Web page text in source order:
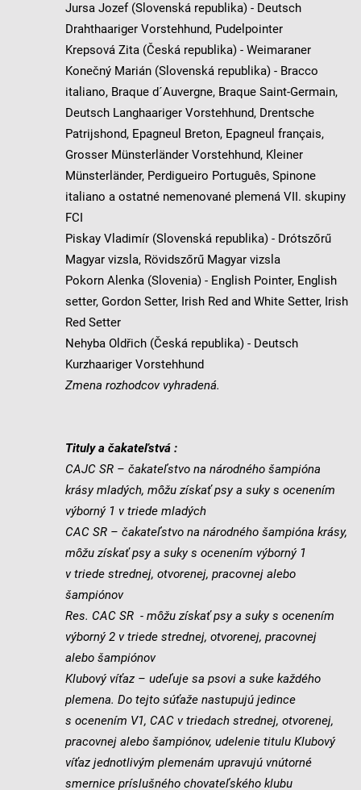
Jursa Jozef (Slovenská republika) - Deutsch
Drahthaariger Vorstehhund, Pudelpointer
Krepsová Zita (Česká republika) - Weimaraner
Konečný Marián (Slovenská republika) - Bracco
italiano, Braque d´Auvergne, Braque Saint-Germain,
Deutsch Langhaariger Vorstehhund, Drentsche
Patrijshond, Epagneul Breton, Epagneul français,
Grosser Münsterländer Vorstehhund, Kleiner
Münsterländer, Perdigueiro Português, Spinone
italiano a ostatné nemenované plemená VII. skupiny
FCI
Piskay Vladimír (Slovenská republika) - Drótszőrű
Magyar vizsla, Rövidszőrű Magyar vizsla
Pokorn Alenka (Slovenia) - English Pointer, English
setter, Gordon Setter, Irish Red and White Setter, Irish
Red Setter
Nehyba Oldřich (Česká republika) - Deutsch
Kurzhaariger Vorstehhund
Zmena rozhodcov vyhradená.
Tituly a čakateľstvá :
CAJC SR – čakateľstvo na národného šampióna
krásy mladých, môžu získať psy a suky s ocenením
výborný 1 v triede mladých
CAC SR – čakateľstvo na národného šampióna krásy,
môžu získať psy a suky s ocenením výborný 1
v triede strednej, otvorenej, pracovnej alebo
šampiónov
Res. CAC SR - môžu získať psy a suky s ocenením
výborný 2 v triede strednej, otvorenej, pracovnej
alebo šampiónov
Klubový víťaz – udeľuje sa psovi a suke každého
plemena. Do tejto súťaže nastupujú jedince
s ocenením V1, CAC v triedach strednej, otvorenej,
pracovnej alebo šampiónov, udelenie titulu Klubový
víťaz jednotlivým plemenám upravujú vnútorné
smernice príslušného chovateľského klubu